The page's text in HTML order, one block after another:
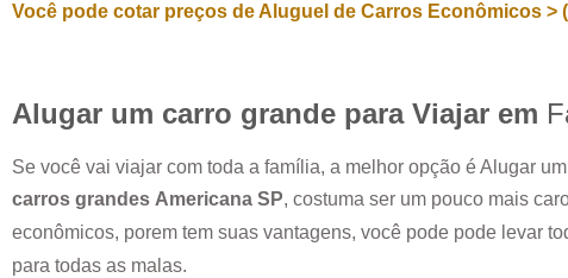
Você pode cotar preços de Aluguel de Carros Econômicos >
Alugar um carro grande para Viajar em
Se você vai viajar com toda a família, a melhor opção é Alugar
carros grandes Americana SP, costuma ser um pouco mais
econômicos, porem tem suas vantagens, você pode pode levar
para todas as malas.